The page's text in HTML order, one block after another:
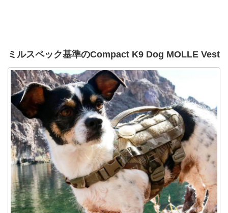
ミルスペック基準のCompact K9 Dog MOLLE Vest